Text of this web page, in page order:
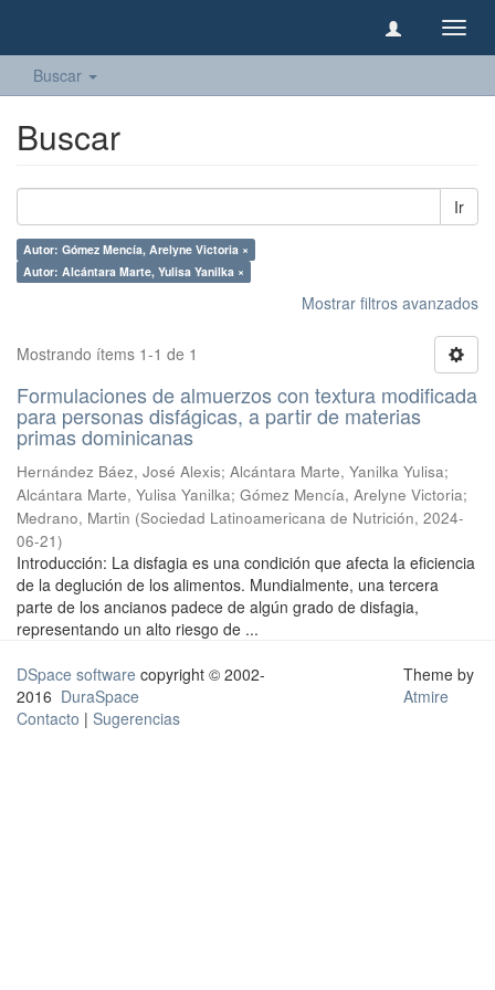
Buscar
Buscar
Ir
Autor: Gómez Mencía, Arelyne Victoria ×
Autor: Alcántara Marte, Yulisa Yanilka ×
Mostrar filtros avanzados
Mostrando ítems 1-1 de 1
Formulaciones de almuerzos con textura modificada
para personas disfágicas, a partir de materias
primas dominicanas
Hernández Báez, José Alexis; Alcántara Marte, Yanilka Yulisa;
Alcántara Marte, Yulisa Yanilka; Gómez Mencía, Arelyne Victoria;
Medrano, Martin (Sociedad Latinoamericana de Nutrición, 2024-
06-21)
Introducción: La disfagia es una condición que afecta la eficiencia
de la deglución de los alimentos. Mundialmente, una tercera
parte de los ancianos padece de algún grado de disfagia,
representando un alto riesgo de ...
DSpace software copyright © 2002-
2016 DuraSpace
Contacto | Sugerencias
Theme by
Atmire